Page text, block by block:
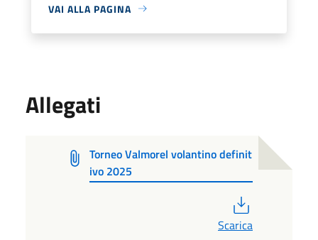
VAI ALLA PAGINA
Allegati
Torneo Valmorel volantino definit
ivo 2025
Scarica